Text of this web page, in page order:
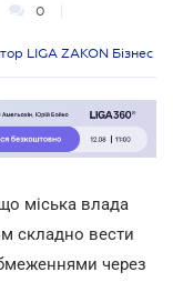
0
LIGA ZAKON Бізнес
міська влада
складно вести
через